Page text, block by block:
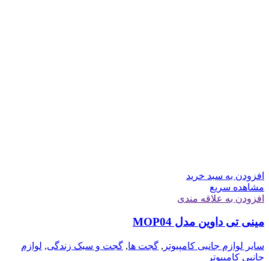
افزودن به سبد خرید
مشاهده سریع
افزودن به علاقه مندی
مینی تی داوین مدل MOP04
سایر لوازم جانبی کامپیوتر , گجت ها, گجت و سبک زندگی, لوازم
جانبی کامپیوتر